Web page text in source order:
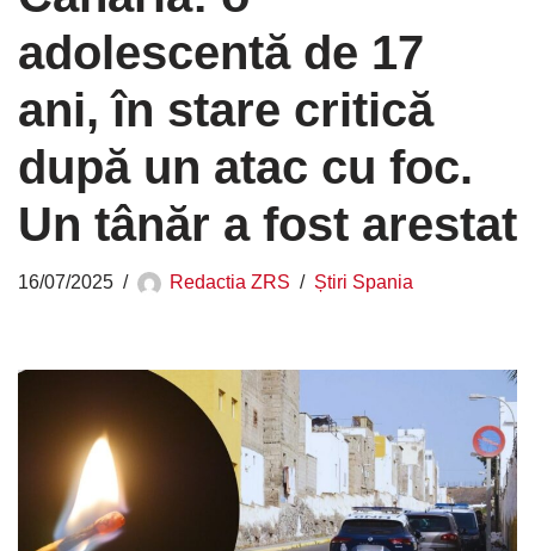
adolescentă de 17
ani, în stare critică
după un atac cu foc.
Un tânăr a fost arestat
16/07/2025 Redactia ZRS Știri Spania